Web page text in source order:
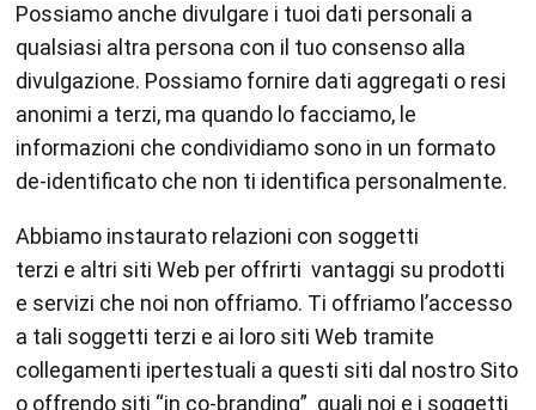
Possiamo anche divulgare i tuoi dati personali a
qualsiasi altra persona con il tuo consenso alla
divulgazione. Possiamo fornire dati aggregati o resi
anonimi a terzi, ma quando lo facciamo, le
informazioni che condividiamo sono in un formato
de-identificato che non ti identifica personalmente.
Abbiamo instaurato relazioni con soggetti
terzi e altri siti Web per offrirti vantaggi su prodotti
e servizi che noi non offriamo. Ti offriamo l’accesso
a tali soggetti terzi e ai loro siti Web tramite
collegamenti ipertestuali a questi siti dal nostro Sito
o offrendo siti “in co-branding” quali noi e i soggetti